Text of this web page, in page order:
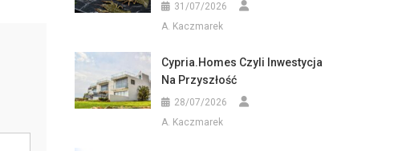
31/07/2026
A. Kaczmarek
Cypria.homes Czyli Inwestycja
Na Przyszłość
28/07/2026
A. Kaczmarek